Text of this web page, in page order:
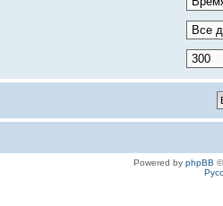
Powered by phpBB